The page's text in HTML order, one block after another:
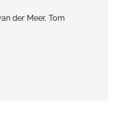
der Meer, Tom